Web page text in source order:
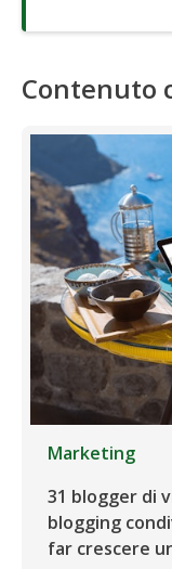
Contenuto
Marketing
31 blogger di
blogging
far crescere